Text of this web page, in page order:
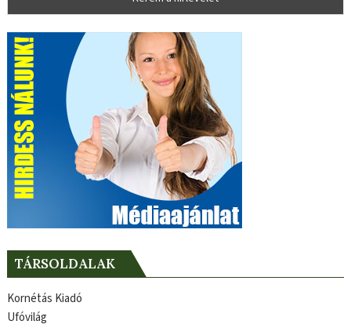
TÁRSOLDALAK
Kornétás Kiadó
Ufóvilág